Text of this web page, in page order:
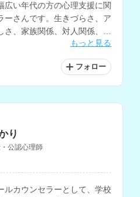
広い年代の方の心理支援に関
ーさんです。生きづらさ、ア
、家族関係、対人関係、進
対応されています。もっと見る
フォロー
り
公認心理師
ルカウンセラーとして、学校